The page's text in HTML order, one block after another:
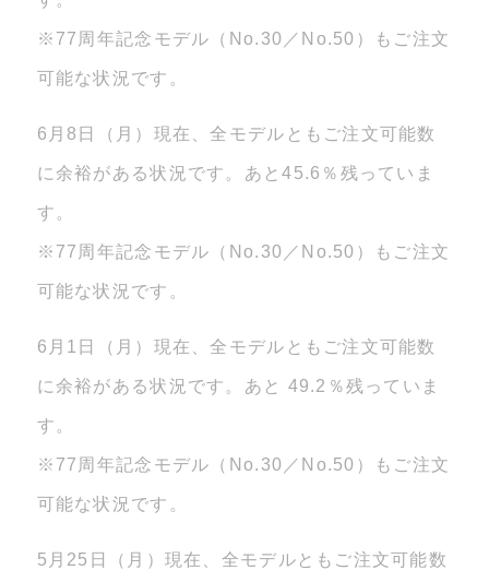
※77周年記念モデル（No.30／No.50）もご注文
可能な状況です。
6月8日（月）現在、全モデルともご注文可能数
に余裕がある状況です。あと45.6％残っていま
す。
※77周年記念モデル（No.30／No.50）もご注文
可能な状況です。
6月1日（月）現在、全モデルともご注文可能数
に余裕がある状況です。あと 49.2％残っていま
す。
※77周年記念モデル（No.30／No.50）もご注文
可能な状況です。
5月25日（月）現在、全モデルともご注文可能数